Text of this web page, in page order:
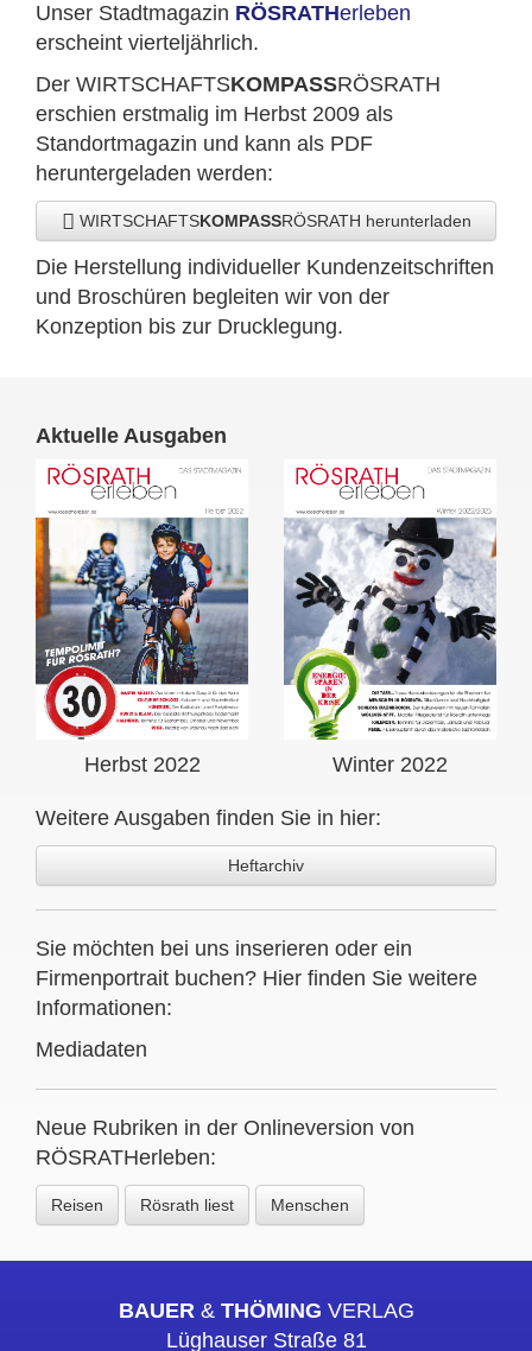
Unser Stadtmagazin RÖSRATHerleben
erscheint vierteljährlich.
Der WIRTSCHAFTSKOMPASSRÖSRATH
erschien erstmalig im Herbst 2009 als
Standortmagazin und kann als PDF
heruntergeladen werden:
WIRTSCHAFTSKOMPASSRÖSRATH herunterladen
Die Herstellung individueller Kundenzeitschriften
und Broschüren begleiten wir von der
Konzeption bis zur Drucklegung.
Aktuelle Ausgaben
Herbst 2022 Winter 2022
Weitere Ausgaben finden Sie in hier:
Heftarchiv
Sie möchten bei uns inserieren oder ein
Firmenportrait buchen? Hier finden Sie weitere
Informationen:
Mediadaten
Neue Rubriken in der Onlineversion von
RÖSRATHerleben:
Reisen Rösrath liest Menschen
BAUER &THÖMING VERLAG
Lüghauser Straße 81